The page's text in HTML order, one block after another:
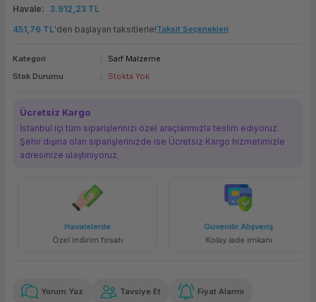
Havale
3.912,23 TL
451,76 TL'den başlayan taksitlerle!Taksit Seçenekleri
Kategori
Sarf Malzeme
Stok Durumu
Stokta Yok
Ücretsiz Kargo
İstanbul içi tüm siparişlerinizi özel araçlarımızla teslim ediyoruz.
Şehir dışına olan siparişlerinizde ise Ücretsiz Kargo hizmetimizle
adresinize ulaştırııyoruz.
Havalelerde
Özel indirim fırsatı
Güvenilir Alışveriş
Kolay iade imkanı
Yorum Yaz Tavsiye Et Fiyat Alarmı